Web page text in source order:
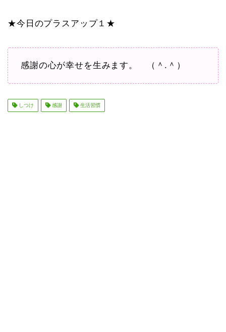
★今日のプラスアップ１★
感謝の心が幸せを生みます。 （＾.＾）
しつけ 感謝 生活習慣